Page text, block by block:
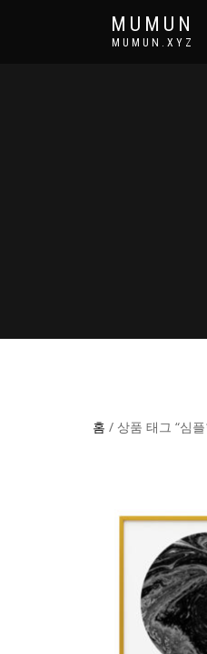
MUMUN
MUMUN.XYZ
홈 / 상품 태그 “심플